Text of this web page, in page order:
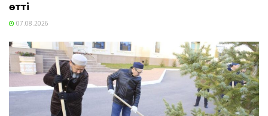
өтті
07.08.2026